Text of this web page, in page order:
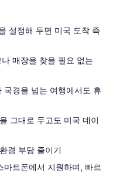
설정해 두면 미국 도착 즉
매장을 찾을 필요 없는
국경을 넘는 여행에서도 휴
그대로 두고도 미국 데이
경 부담 줄이기
마트폰에서 지원하며, 빠르